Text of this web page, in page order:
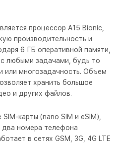
процессор A15 Bionic,
производительность и
6 ГБ оперативной памяти,
с любыми задачами, будь то
или многозадачность. Объем
хранить большое
и других файлов.
карты (nano SIM и eSIM),
два номера телефона
в сетях GSM, 3G, 4G LTE